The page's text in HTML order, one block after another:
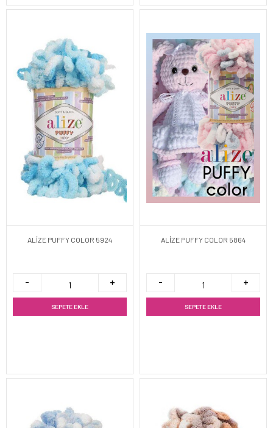
ALİZE PUFFY COLOR 5924
SEPETE EKLE
ALİZE PUFFY COLOR 5864
SEPETE EKLE